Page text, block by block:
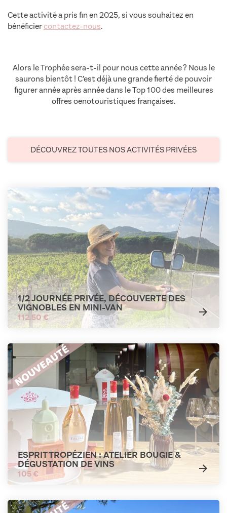
Cette activité a pris fin en 2025, si vous souhaitez en
bénéficiercontactez-nous.
Alors le Trophée sera-t-il pour nous cette année ? Nous le
saurons bientôt ! C’est déjà une grande fierté de pouvoir
figurer année après année dans le Top 100 des meilleures
offres oenotouristiques françaises.
DÉCOUVREZ TOUTES NOS ACTIVITÉS PRIVÉES
1/2 JOURNÉE PRIVÉE, DÉCOUVERTE DES
VIGNOBLES EN MINI-VAN
112.50 €
ESPRIT TROPÉZIEN : ATELIER BOUGIE &
DÉGUSTATION DE VINS
105 €